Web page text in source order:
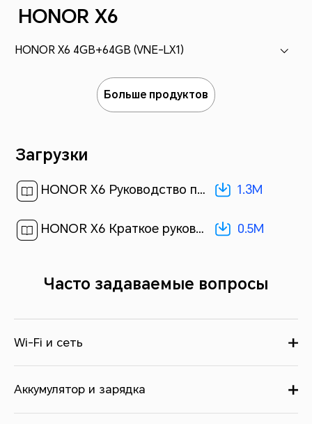
HONOR X6
HONOR X6 4GB+64GB (VNE-LX1)
Больше продуктов
Загрузки
HONOR X6 Руководство пользователя-(Magic UI 6.1_01,ru)[ 1.3M ] 1.3M
HONOR X6 Краткое руководство пользователя-(Magic UI 6.1_01,,VNE-LX1,ru)[ 0.5M ] 0.5M
Часто задаваемые вопросы
Wi-Fi и сеть
Аккумулятор и зарядка